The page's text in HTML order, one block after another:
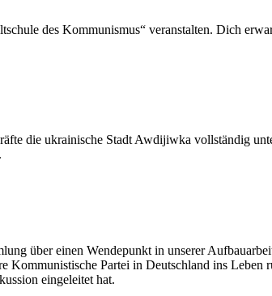
des Kommunismus“ veranstalten. Dich
die ukrainische Stadt Awdijiwka vollständig
über einen Wendepunkt in unserer
Partei in Deutschland ins
eingeleitet hat.